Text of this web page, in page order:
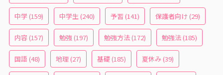
中学(159) 中学生(240) 予習 (141) 保護者向け (29)
内容(157) 勉強(197) 勉強方法(172) 勉強法(185)
国語 (48) 地理(27) 基礎(185) 夏休み (39)